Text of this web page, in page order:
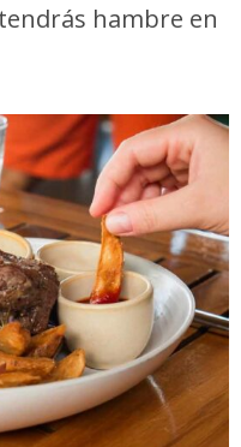
hambre en